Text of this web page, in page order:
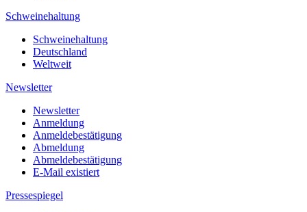
Schweinehaltung
Schweinehaltung
Deutschland
Weltweit
Newsletter
Newsletter
Anmeldung
Anmeldebestätigung
Abmeldung
Abmeldebestätigung
E-Mail existiert
Pressespiegel